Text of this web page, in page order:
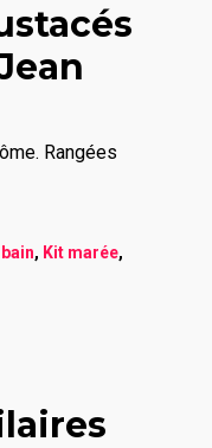
Rangées
, Kit marée,